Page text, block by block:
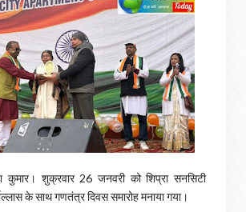
कुमार। शुक्रवार 26 जनवरी को शिप्रा सनसिटी
के साथ गणतंत्र दिवस समारोह मनाया गया।